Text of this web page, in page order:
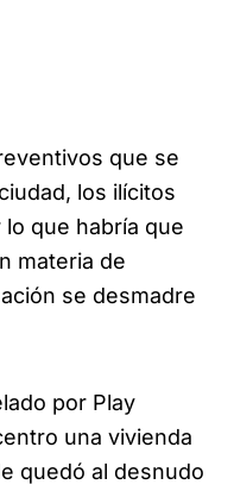
que se
los ilícitos
que habría que
materia de
se desmadre
por Play
una vivienda
quedó al desnudo